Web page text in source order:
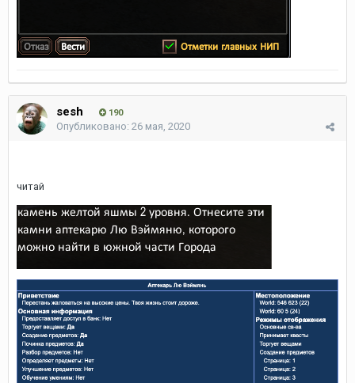
sesh 190
Опубликовано: 26 мая, 2020
читай